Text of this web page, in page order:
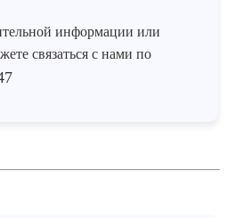
информации или
связаться с нами по